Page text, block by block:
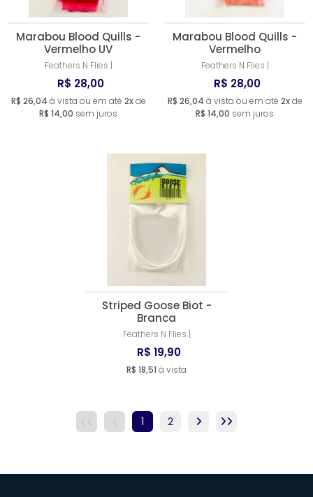
Marabou Blood Quills -
Vermelho UV
Feathers N Flies |
R$ 28,00
R$ 26,04 à vista ou em até 2xde
R$ 14,00 sem juros
Marabou Blood Quills -
Vermelho
Feathers N Flies |
R$ 28,00
R$ 26,04 à vista ou em até 2xde
R$ 14,00 sem juros
Striped Goose Biot -
Branca
Feathers N Flies |
R$ 19,90
R$ 18,51 à vista
1 2